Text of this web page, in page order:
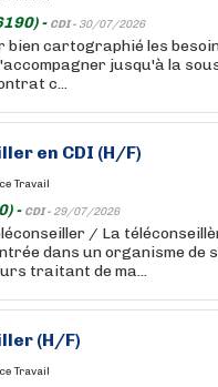
- CDI - 30/07/2026
bien cartographié les
jusqu'à la
c...
en CDI (H/F)
Travail
- CDI - 29/07/2026
/ La
dans un organisme de
traitant de ma...
(H/F)
Travail